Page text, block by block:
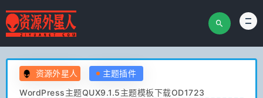
资源外星人
主题插件
WordPress主题QUX9.1.5主题模板下载OD1723